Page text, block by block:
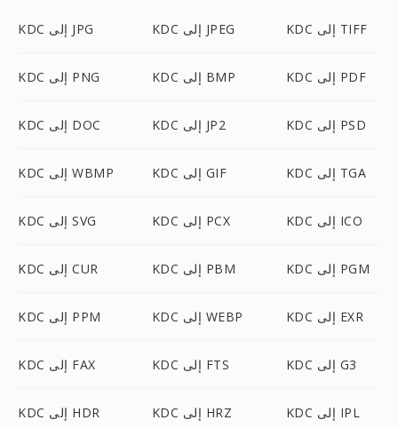
KDC إلى JPG KDC إلى JPEG KDC إلى TIFF
KDC إلى PNG KDC إلى BMP KDC إلى PDF
KDC إلى DOC KDC إلى JP2 KDC إلى PSD
KDC إلى WBMP KDC إلى GIF KDC إلى TGA
KDC إلى SVG KDC إلى PCX KDC إلى ICO
KDC إلى CUR KDC إلى PBM KDC إلى PGM
KDC إلى PPM KDC إلى WEBP KDC إلى EXR
KDC إلى FAX KDC إلى FTS KDC إلى G3
KDC إلى HDR KDC إلى HRZ KDC إلى IPL